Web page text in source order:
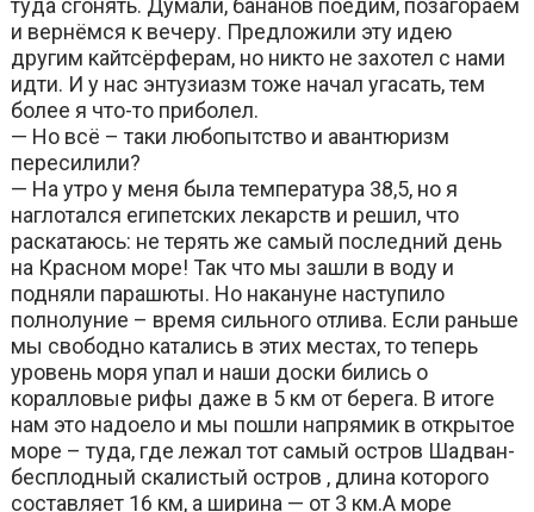
и вернёмся к вечеру. Предложили эту идею
другим кайтсёрферам, но никто не захотел с нами
идти. И у нас энтузиазм тоже начал угасать, тем
более я что-то приболел.
— Но всё – таки любопытство и авантюризм
пересилили?
— На утро у меня была температура 38,5, но я
наглотался египетских лекарств и решил, что
раскатаюсь: не терять же самый последний день
на Красном море! Так что мы зашли в воду и
подняли парашюты. Но накануне наступило
полнолуние – время сильного отлива. Если раньше
мы свободно катались в этих местах, то теперь
уровень моря упал и наши доски бились о
коралловые рифы даже в 5 км от берега. В итоге
нам это надоело и мы пошли напрямик в открытое
море – туда, где лежал тот самый остров Шадван-
бесплодный скалистый остров ,️ длина которого
составляет 16 км, а ширина — от 3 км.А море